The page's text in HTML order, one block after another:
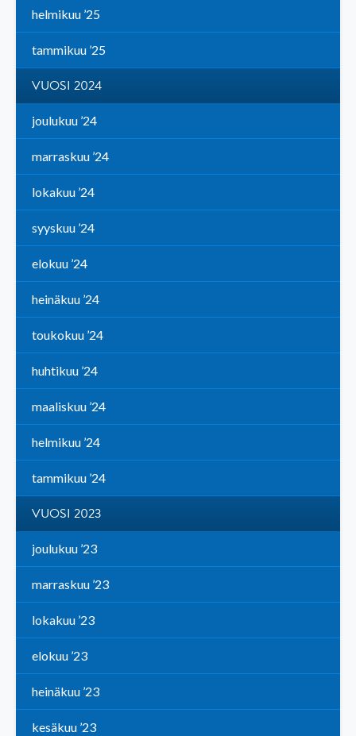
helmikuu ’25
tammikuu ’25
VUOSI 2024
joulukuu ’24
marraskuu ’24
lokakuu ’24
syyskuu ’24
elokuu ’24
heinäkuu ’24
toukokuu ’24
huhtikuu ’24
maaliskuu ’24
helmikuu ’24
tammikuu ’24
VUOSI 2023
joulukuu ’23
marraskuu ’23
lokakuu ’23
elokuu ’23
heinäkuu ’23
kesäkuu ’23